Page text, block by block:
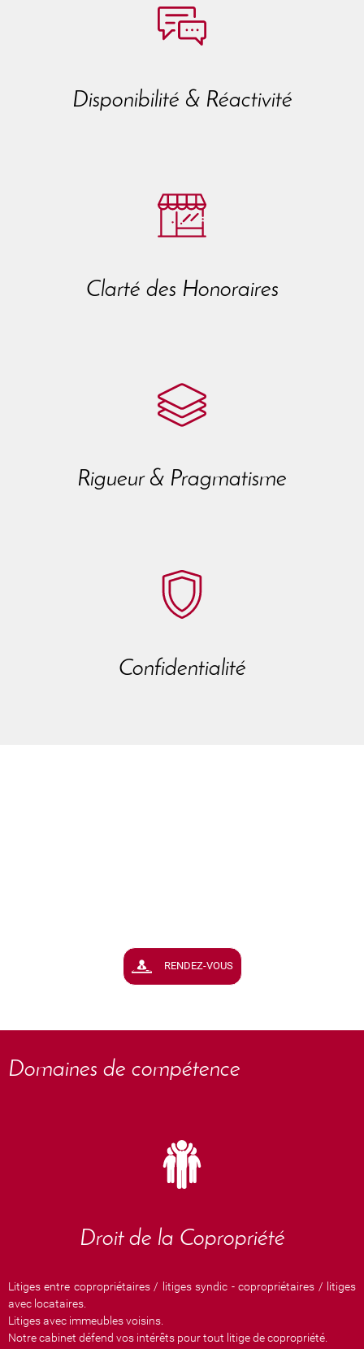
Disponibilité & Réactivité
Clarté des Honoraires
Rigueur & Pragmatisme
Confidentialité
RENDEZ-VOUS
Domaines de compétence
Droit de la Copropriété
Litiges entre copropriétaires / litiges syndic - copropriétaires / litiges
avec locataires.
Litiges avec immeubles voisins.
Notre cabinet défend vos intérêts pour tout litige de copropriété.